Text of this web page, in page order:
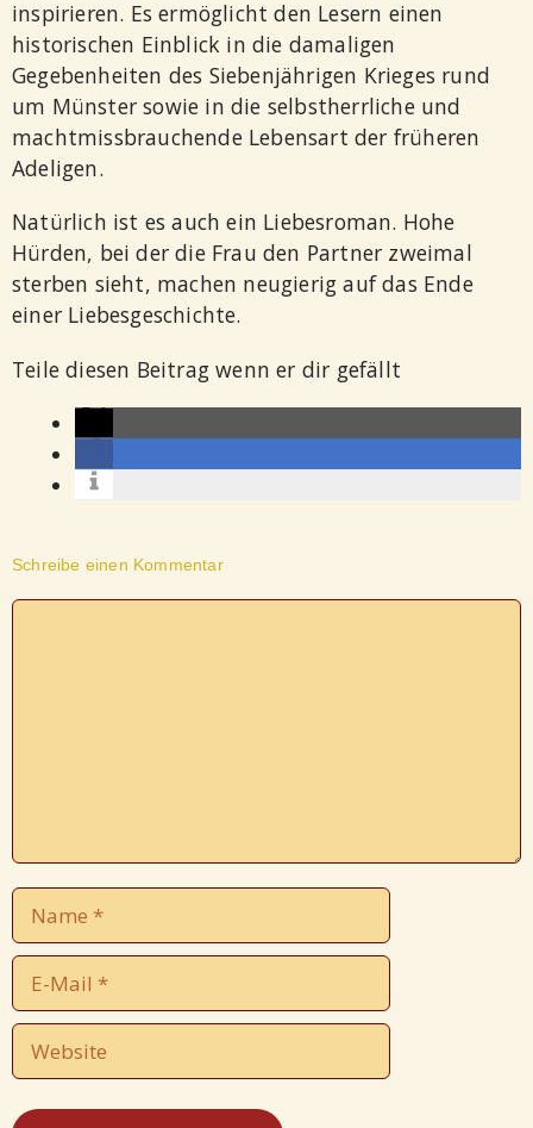
inspirieren. Es ermöglicht den Lesern einen
historischen Einblick in die damaligen
Gegebenheiten des Siebenjährigen Krieges rund
um Münster sowie in die selbstherrliche und
machtmissbrauchende Lebensart der früheren
Adeligen.
Natürlich ist es auch ein Liebesroman. Hohe
Hürden, bei der die Frau den Partner zweimal
sterben sieht, machen neugierig auf das Ende
einer Liebesgeschichte.
Teile diesen Beitrag wenn er dir gefällt
Schreibe einen Kommentar